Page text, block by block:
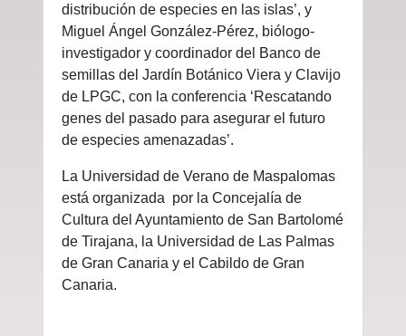
distribución de especies en las islas’, y
Miguel Ángel González-Pérez, biólogo-
investigador y coordinador del Banco de
semillas del Jardín Botánico Viera y Clavijo
de LPGC, con la conferencia ‘Rescatando
genes del pasado para asegurar el futuro
de especies amenazadas’.
La Universidad de Verano de Maspalomas
está organizada por la Concejalía de
Cultura del Ayuntamiento de San Bartolomé
de Tirajana, la Universidad de Las Palmas
de Gran Canaria y el Cabildo de Gran
Canaria.